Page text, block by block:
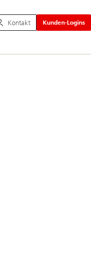
Kontakt Kunden-Logins